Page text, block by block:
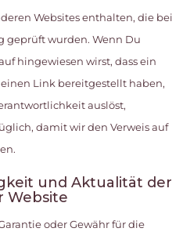
Websites enthalten, die bei
geprüft wurden. Wenn Du
hingewiesen wirst, dass ein
Link bereitgestellt haben,
auslöst,
damit wir den Verweis auf
und Aktualität der
Website
oder Gewähr für die